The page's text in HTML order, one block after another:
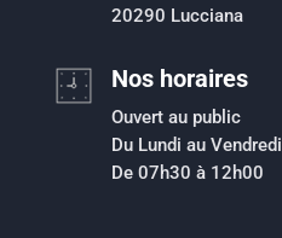
20290 Lucciana
Nos horaires
Ouvert au public
Du Lundi au Vendredi
De 07h30 à 12h00